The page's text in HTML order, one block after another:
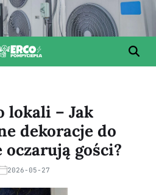
lokali – Jak
dekoracje do
gości?
2026-05-27